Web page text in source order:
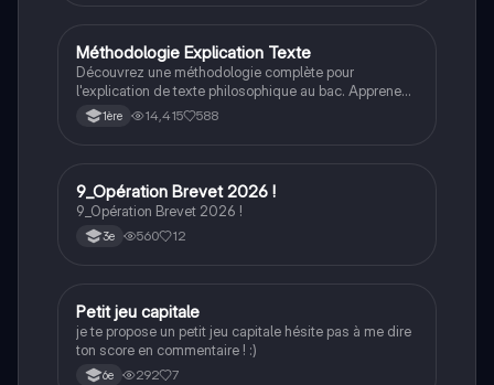
historiques. Type : présentation pour le grand oral de
maths.
Philosophie
Méthodologie Explication Texte
Découvrez une méthodologie complète pour
l'explication de texte philosophique au bac. Apprenez
à analyser, interpréter et critiquer des extraits
philosophiques en suivant des étapes claires. Idéal
1ère 14,415 588
Grand oral
9_Opération Brevet 2026 !
9_Opération Brevet 2026 !
3e 560 12
PMéthodo
Petit jeu capitale
je te propose un petit jeu capitale hésite pas à me dire
ton score en commentaire ! :)
6e 292 7